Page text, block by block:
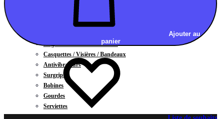
CARTES CADEAUX
Poignets / Manchettes / Gants
Casquettes / Visières / Bandeaux
Antivibrateurs
Surgrips
Bobines
Gourdes
Serviettes
Ajouter au
panier